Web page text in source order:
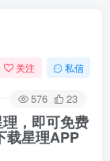
关注 私信
576 23
，即可免费
载星理APP